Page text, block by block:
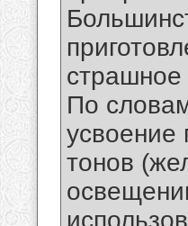
страшное
По
усвоение
тонов